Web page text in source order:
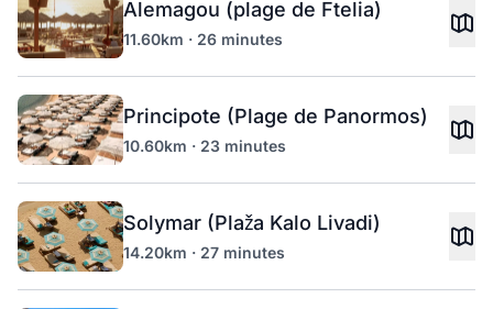
Alemagou (plage de Ftelia)
11.60km · 26 minutes
Principote (Plage de Panormos)
10.60km · 23 minutes
Solymar (Plaža Kalo Livadi)
14.20km · 27 minutes